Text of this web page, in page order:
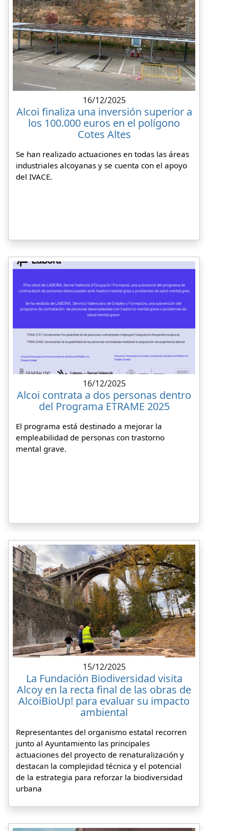
16/12/2025
Alcoi finaliza una inversión superior a
los 100.000 euros en el polígono
Cotes Altes
Se han realizado actuaciones en todas las áreas
industriales alcoyanas y se cuenta con el apoyo
del IVACE.
16/12/2025
Alcoi contrata a dos personas dentro
del Programa ETRAME 2025
El programa está destinado a mejorar la
empleabilidad de personas con trastorno
mental grave.
15/12/2025
La Fundación Biodiversidad visita
Alcoy en la recta final de las obras de
AlcoiBioUp! para evaluar su impacto
ambiental
Representantes del organismo estatal recorren
junto al Ayuntamiento las principales
actuaciones del proyecto de renaturalización y
destacan la complejidad técnica y el potencial
de la estrategia para reforzar la biodiversidad
urbana